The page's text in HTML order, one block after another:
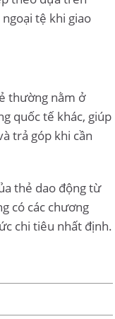
tệ khi giao
thường nằm ở
quốc tế khác, giúp
trả góp khi cần
thẻ dao động từ
có các chương
chi tiêu nhất định.